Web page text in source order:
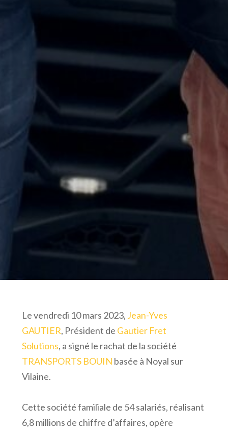
Le vendredi 10 mars 2023, Jean-Yves
GAUTIER, Président de Gautier Fret
Solutions, a signé le rachat de la société
TRANSPORTS BOUIN basée à Noyal sur
Vilaine.
Cette société familiale de 54 salariés, réalisant
6,8 millions de chiffre d’affaires, opère